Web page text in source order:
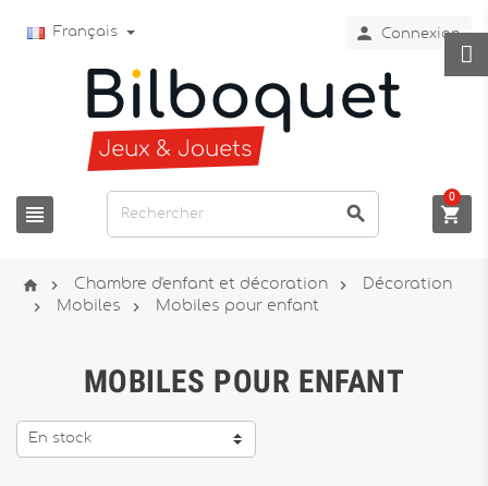
Français  Connexion
  
0
  Chambre d'enfant et décoration  Décoration
 Mobiles  Mobiles pour enfant
MOBILES POUR ENFANT
En stock